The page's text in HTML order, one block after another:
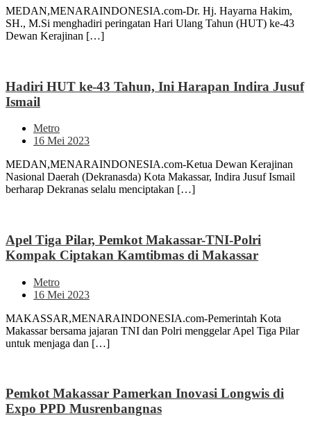
MEDAN,MENARAINDONESIA.com-Dr. Hj. Hayarna Hakim,
SH., M.Si menghadiri peringatan Hari Ulang Tahun (HUT) ke-43
Dewan Kerajinan […]
Hadiri HUT ke-43 Tahun, Ini Harapan Indira Jusuf
Ismail
Metro
16 Mei 2023
MEDAN,MENARAINDONESIA.com-Ketua Dewan Kerajinan
Nasional Daerah (Dekranasda) Kota Makassar, Indira Jusuf Ismail
berharap Dekranas selalu menciptakan […]
Apel Tiga Pilar, Pemkot Makassar-TNI-Polri
Kompak Ciptakan Kamtibmas di Makassar
Metro
16 Mei 2023
MAKASSAR,MENARAINDONESIA.com-Pemerintah Kota
Makassar bersama jajaran TNI dan Polri menggelar Apel Tiga Pilar
untuk menjaga dan […]
Pemkot Makassar Pamerkan Inovasi Longwis di
Expo PPD Musrenbangnas